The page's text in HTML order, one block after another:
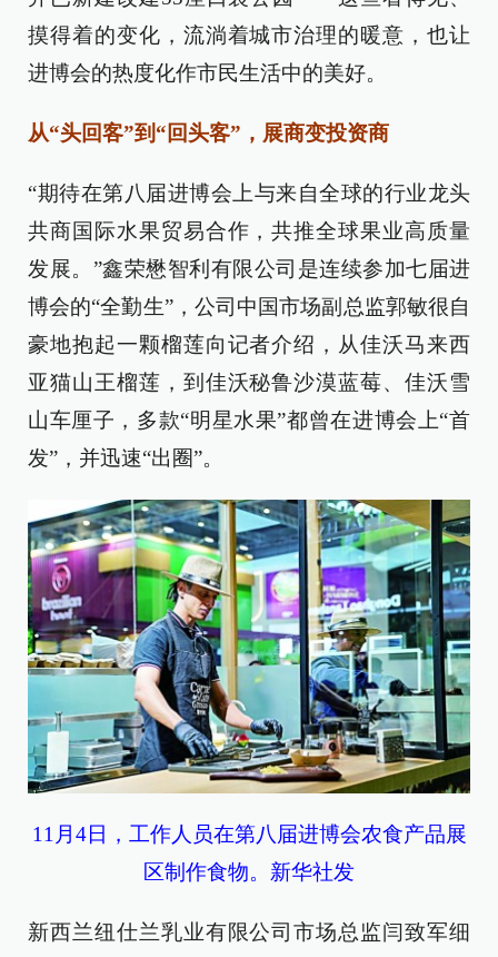
摸得着的变化，流淌着城市治理的暖意，也让
进博会的热度化作市民生活中的美好。
从“头回客”到“回头客”，展商变投资商
“期待在第八届进博会上与来自全球的行业龙头
共商国际水果贸易合作，共推全球果业高质量
发展。”鑫荣懋智利有限公司是连续参加七届进
博会的“全勤生”，公司中国市场副总监郭敏很自
豪地抱起一颗榴莲向记者介绍，从佳沃马来西
亚猫山王榴莲，到佳沃秘鲁沙漠蓝莓、佳沃雪
山车厘子，多款“明星水果”都曾在进博会上“首
发”，并迅速“出圈”。
11月4日，工作人员在第八届进博会农食产品展
区制作食物。新华社发
新西兰纽仕兰乳业有限公司市场总监闫致军细